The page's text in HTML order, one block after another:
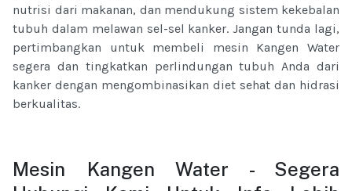
nutrisi dari makanan, dan mendukung sistem kekebalan
tubuh dalam melawan sel-sel kanker. Jangan tunda lagi,
pertimbangkan untuk membeli mesin Kangen Water
segera dan tingkatkan perlindungan tubuh Anda dari
kanker dengan mengombinasikan diet sehat dan hidrasi
berkualitas.
Mesin Kangen Water - Segera